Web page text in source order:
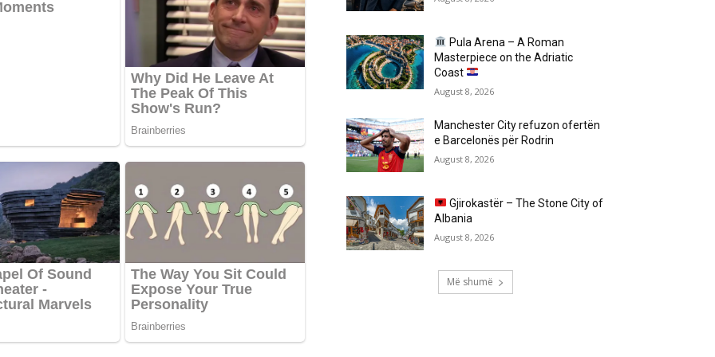
Pula Arena – A Roman
Masterpiece on the Adriatic
Coast
August 8, 2026
Manchester City refuzon ofertën
e Barcelonës për Rodrin
August 8, 2026
Gjirokastër – The Stone City of
Albania
August 8, 2026
Më shumë